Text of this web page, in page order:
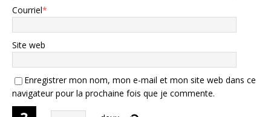
Courriel*
Site web
Enregistrer mon nom, mon e-mail et mon site web dans ce
navigateur pour la prochaine fois que je commente.